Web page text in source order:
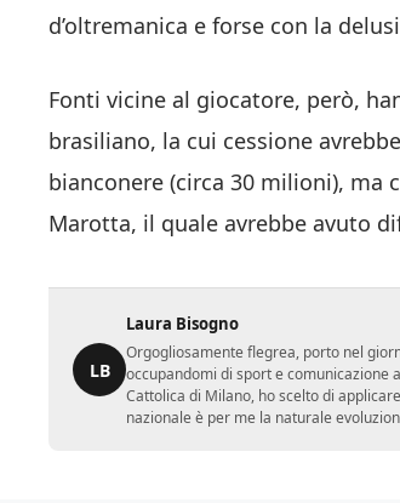
d’oltremanica e forse con la
Fonti vicine al giocatore, però,
brasiliano, la cui cessione
bianconere (circa 30 milioni),
Marotta, il quale avrebbe avuto
LB
Laura Bisogno
Orgogliosamente flegrea, porto nel
occupandomi di sport e comunicazione
Cattolica di Milano, ho scelto di
nazionale è per me la naturale